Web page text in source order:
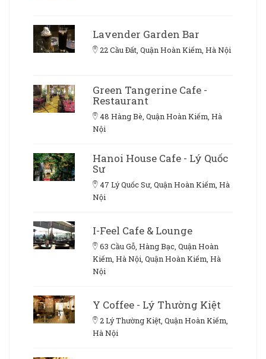
Lavender Garden Bar
22 Cầu Đất, Quận Hoàn Kiếm, Hà Nội
Green Tangerine Cafe -
Restaurant
48 Hàng Bè, Quận Hoàn Kiếm, Hà
Nội
Hanoi House Cafe - Lý Quốc
Sư
47 Lý Quốc Sư, Quận Hoàn Kiếm, Hà
Nội
I-Feel Cafe & Lounge
63 Cầu Gỗ, Hàng Bạc, Quận Hoàn
Kiếm, Hà Nội, Quận Hoàn Kiếm, Hà
Nội
Y Coffee - Lý Thường Kiệt
2 Lý Thường Kiệt, Quận Hoàn Kiếm,
Hà Nội